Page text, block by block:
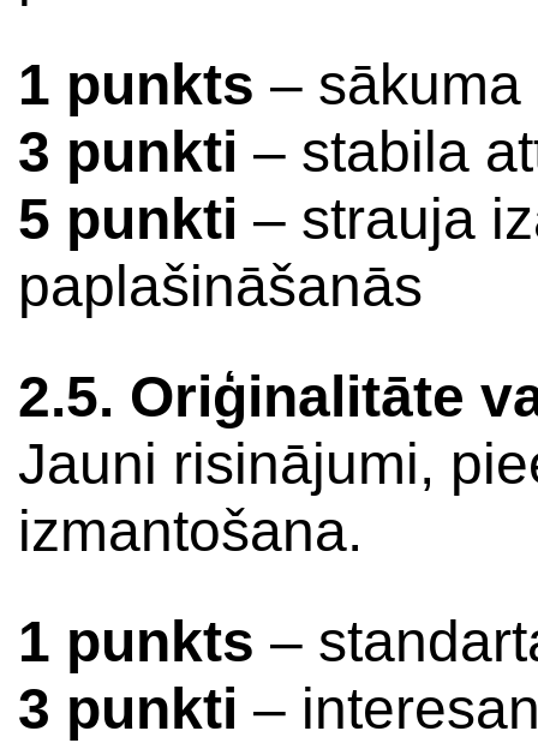
1 punkts – sākuma
3 punkti – stabila
5 punkti – strauja
paplašināšanās
2.5. Oriģinalitāte
Jauni risinājumi,
izmantošana.
1 punkts –
3 punkti –